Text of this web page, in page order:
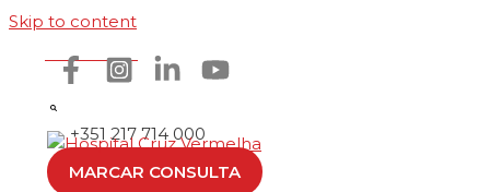
Skip to content
Como chegar
+351 217 714 000
MARCAR CONSULTA